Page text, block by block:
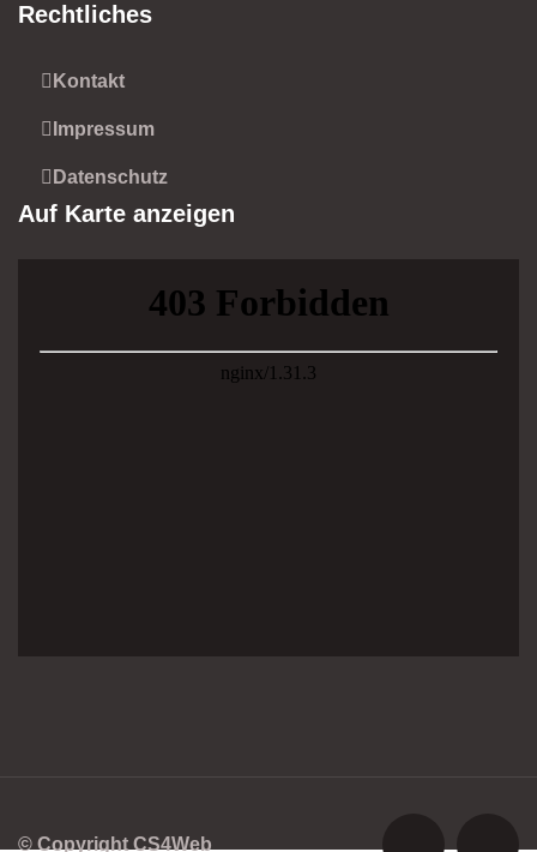
Rechtliches
Kontakt
Impressum
Datenschutz
Auf Karte anzeigen
© Copyright CS4Web